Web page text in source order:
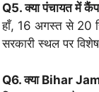
Q5. क्या पंचायत में
हाँ, 16 अगस्त से 20
सरकारी स्थल पर
Q6. क्या Bihar